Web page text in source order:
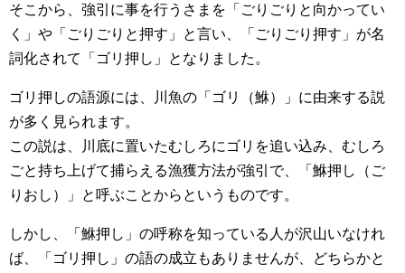
そこから、強引に事を行うさまを「ごりごりと向かってい
く」や「ごりごりと押す」と言い、「ごりごり押す」が名
詞化されて「ゴリ押し」となりました。
ゴリ押しの語源には、川魚の「ゴリ（鮴）」に由来する説
が多く見られます。
この説は、川底に置いたむしろにゴリを追い込み、むしろ
ごと持ち上げて捕らえる漁獲方法が強引で、「鮴押し（ご
りおし）」と呼ぶことからというものです。
しかし、「鮴押し」の呼称を知っている人が沢山いなけれ
ば、「ゴリ押し」の語の成立もありませんが、どちらかと